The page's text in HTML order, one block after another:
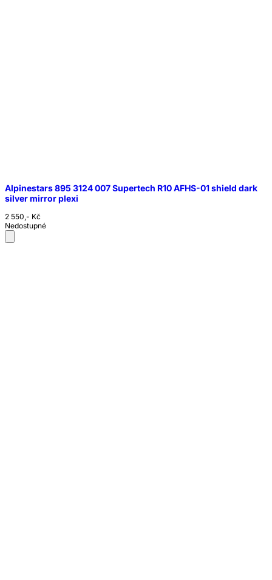
Alpinestars 895 3124 007 Supertech R10 AFHS-01 shield dark
silver mirror plexi
2 550,- Kč
Nedostupné